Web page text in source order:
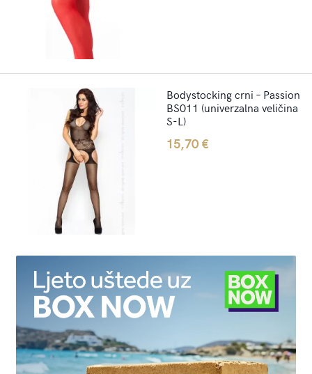
Bodystocking crni – Passion
BS011 (univerzalna veličina
S-L)
15,70€